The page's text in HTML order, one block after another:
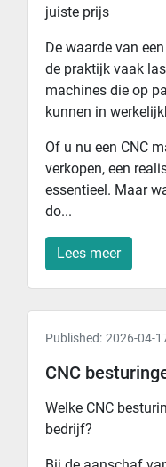
juiste prijs
De waarde van
de praktijk vaak
machines die op
kunnen in
Of u nu een CNC
verkopen, een
essentieel. Maar
do...
Lees meer
Published: 2026-04-
CNC
Welke CNC
bedrijf?